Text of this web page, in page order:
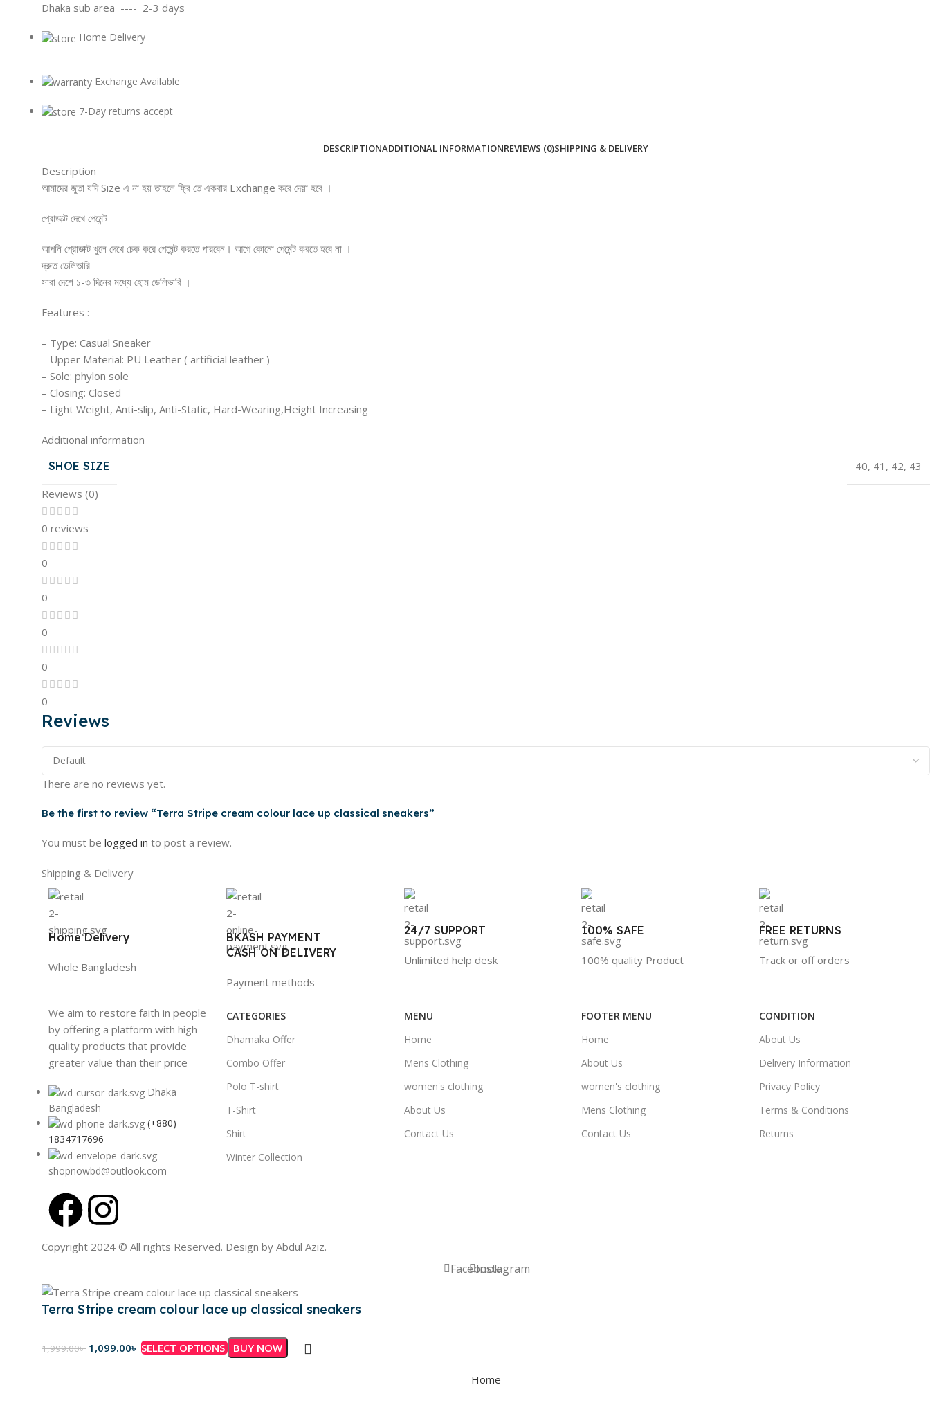
Dhaka sub area ---- 2-3 days
Home Delivery
Exchange Available
7-Day returns accept
DESCRIPTIONADDITIONAL INFORMATIONREVIEWS (0)SHIPPING & DELIVERY
Description
আমাদের জুতা যদি Size এ না হয় তাহলে ফ্রি তে একবার Exchange করে দেয়া হবে ।
প্রোডাক্ট দেখে পেমেন্ট
আপনি প্রোডাক্ট খুলে দেখে চেক করে পেমেন্ট করতে পারবেন। আগে কোনো পেমেন্ট করতে হবে না ।
দ্রুত ডেলিভারি
সারা দেশে ১-৩ দিনের মধ্যে হোম ডেলিভারি ।
‌Features :
– Type: Casual Sneaker
– Upper Material: PU Leather ( artificial leather )
– Sole: phylon sole
– Closing: Closed
– Light Weight, Anti-slip, Anti-Static, Hard-Wearing,Height Increasing
Additional information
SHOE SIZE
40, 41 , 42, 43
Reviews (0)
0 reviews
0
0
0
0
0
Reviews
There are no reviews yet.
Be the first to review “Terra Stripe cream colour lace up classical sneakers”
You must be logged in to post a review.
Shipping & Delivery
Home Delivery
Whole Bangladesh
BKASH PAYMENT
CASH ON DELIVERY
Payment methods
24/7 SUPPORT
Unlimited help desk
100% SAFE
100% quality Product
FREE RETURNS
Track or off orders
We aim to restore faith in people
by offering a platform with high-
quality products that provide
greater value than their price
Dhaka
Bangladesh
(+880)
1834717696
shopnowbd@outlook.com
CATEGORIES
Dhamaka Offer
Combo Offer
Polo T-shirt
T-Shirt
Shirt
Winter Collection
MENU
Home
Mens Clothing
women's clothing
About Us
Contact Us
FOOTER MENU
Home
About Us
women's clothing
Mens Clothing
Contact Us
CONDITION
About Us
Delivery Information
Privacy Policy
Terms & Conditions
Returns
Copyright 2024 © All rights Reserved. Design by Abdul Aziz.
FacebookInstagram
Terra Stripe cream colour lace up classical sneakers
1,999.00৳ 1,099.00৳ SELECT OPTIONS BUY NOW
Home